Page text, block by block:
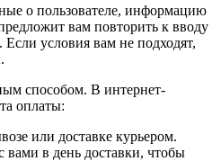
о пользователе, информацию
вам повторить к вводу
условия вам не подходят,
способом. В интернет-
оплаты:
или доставке курьером.
вами в день доставки, чтобы